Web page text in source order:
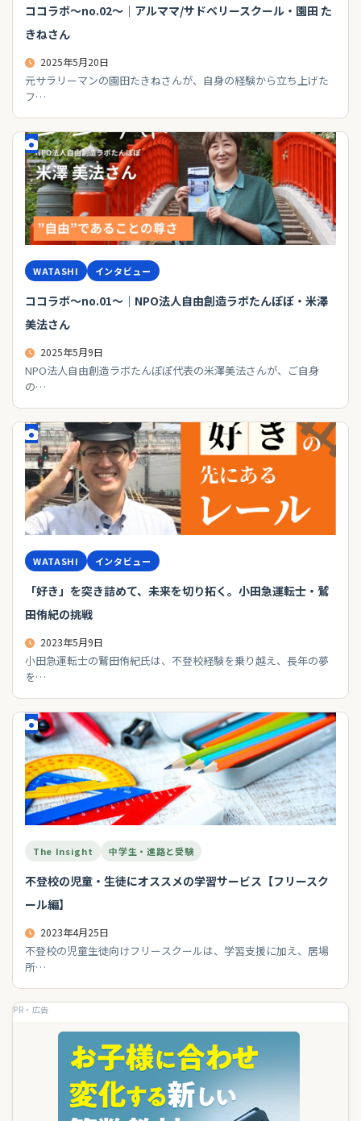
ココラボ～no.02～｜アルママ/サドベリースクール・園田 た
きねさん
2025年5月20日
元サラリーマンの園田たきねさんが、自身の経験から立ち上げた
フ…
WATASHI インタビュー
ココラボ～no.01～｜NPO法人自由創造ラボたんぽぽ・米澤
美法さん
2025年5月9日
NPO法人自由創造ラボたんぽぽ代表の米澤美法さんが、ご自身
の…
WATASHI インタビュー
「好き」を突き詰めて、未来を切り拓く。小田急運転士・鷲
田侑紀の挑戦
2023年5月9日
小田急運転士の鷲田侑紀氏は、不登校経験を乗り越え、長年の夢
を…
The Insight 中学生・進路と受験
不登校の児童・生徒にオススメの学習サービス【フリースク
ール編】
2023年4月25日
不登校の児童生徒向けフリースクールは、学習支援に加え、居場
所…
PR・広告